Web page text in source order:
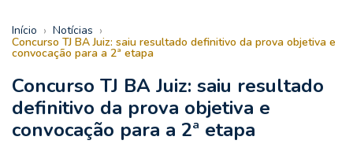
Início › Notícias ›
Concurso TJ BA Juiz: saiu resultado definitivo da prova objetiva e
convocação para a 2ª etapa
Concurso TJ BA Juiz: saiu resultado
definitivo da prova objetiva e
convocação para a 2ª etapa